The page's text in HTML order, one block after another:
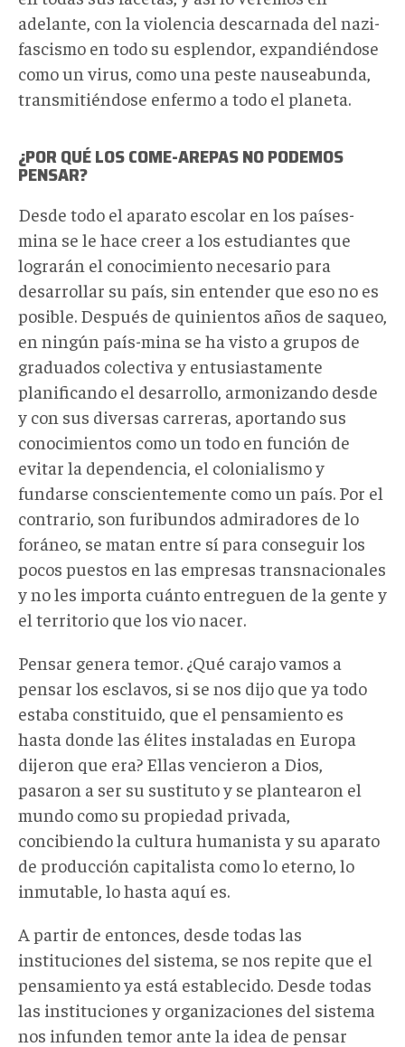
adelante, con la violencia descarnada del nazi-
fascismo en todo su esplendor, expandiéndose
como un virus, como una peste nauseabunda,
transmitiéndose enfermo a todo el planeta.
¿POR QUÉ LOS COME-AREPAS NO PODEMOS
PENSAR?
Desde todo el aparato escolar en los países-
mina se le hace creer a los estudiantes que
lograrán el conocimiento necesario para
desarrollar su país, sin entender que eso no es
posible. Después de quinientos años de saqueo,
en ningún país-mina se ha visto a grupos de
graduados colectiva y entusiastamente
planificando el desarrollo, armonizando desde
y con sus diversas carreras, aportando sus
conocimientos como un todo en función de
evitar la dependencia, el colonialismo y
fundarse conscientemente como un país. Por el
contrario, son furibundos admiradores de lo
foráneo, se matan entre sí para conseguir los
pocos puestos en las empresas transnacionales
y no les importa cuánto entreguen de la gente y
el territorio que los vio nacer.
Pensar genera temor. ¿Qué carajo vamos a
pensar los esclavos, si se nos dijo que ya todo
estaba constituido, que el pensamiento es
hasta donde las élites instaladas en Europa
dijeron que era? Ellas vencieron a Dios,
pasaron a ser su sustituto y se plantearon el
mundo como su propiedad privada,
concibiendo la cultura humanista y su aparato
de producción capitalista como lo eterno, lo
inmutable, lo hasta aquí es.
A partir de entonces, desde todas las
instituciones del sistema, se nos repite que el
pensamiento ya está establecido. Desde todas
las instituciones y organizaciones del sistema
nos infunden temor ante la idea de pensar